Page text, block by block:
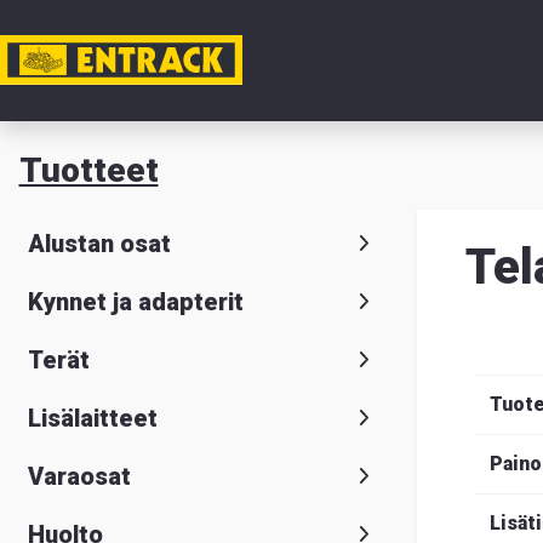
Tili
Tietoa
meistä
Tuotteet
Alustan osat
Kynnet ja adapterit
Terät
Lisälaitteet
Varaosat
Huolto
Paino